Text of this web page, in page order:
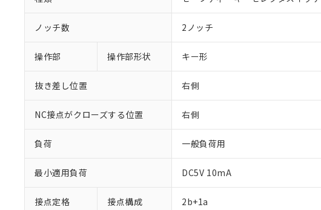
ノッチ数 2ノッチ
操作部 操作部形状 キー形
抜き差し位置 右側
NC接点がクローズする位置 右側
負荷 一般負荷用
最小適用負荷 DC5V 10mA
接点定格 接点構成 2b+1a
※1 対応状況